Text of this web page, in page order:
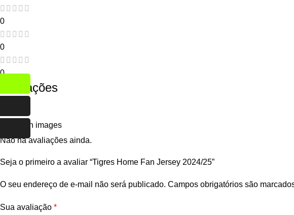
0
0
0
Avaliações
Only with images
Não há avaliações ainda.
Seja o primeiro a avaliar “Tigres Home Fan Jersey 2024/25”
O seu endereço de e-mail não será publicado. Campos obrigatórios são
Sua avaliação *